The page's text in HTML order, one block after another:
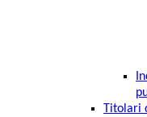
Titolari